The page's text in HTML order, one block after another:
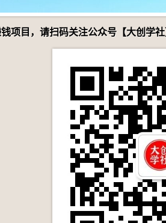
项目，请扫码关注公众号【大创学